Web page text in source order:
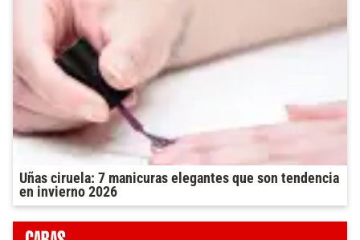
Uñas ciruela: 7 manicuras elegantes que son tendencia
en invierno 2026